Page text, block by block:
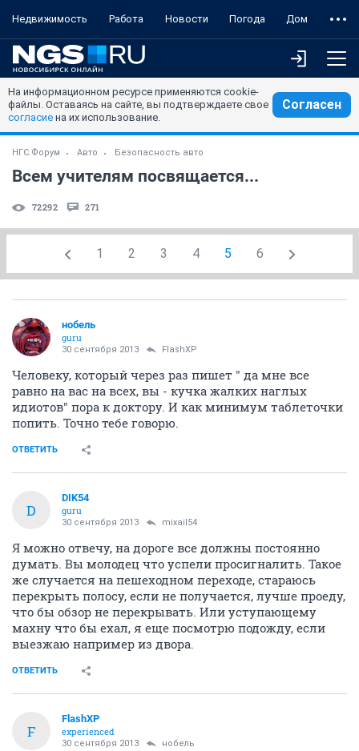
Недвижимость Работа Новости Погода Дом
На информационном ресурсе применяются cookie-
файлы. Оставаясь на сайте, вы подтверждаете свое
согласие на их использование.
Согласен
НГС.Форум Авто Безопасность авто
Всем учителям посвящается...
72292 271
1 2 3 4 5 6
нобель
guru
30 сентября 2013 FlashXP
Человеку, который через раз пишет " да мне все
равно на вас на всех, вы - кучка жалких наглых
идиотов" пора к доктору. И как минимум таблеточки
попить. Точно тебе говорю.
ОТВЕТИТЬ
D
DIK54
guru
30 сентября 2013 mixail54
Я можно отвечу, на дороге все должны постоянно
думать. Вы молодец что успели просигналить. Такое
же случается на пешеходном переходе, стараюсь
перекрыть полосу, если не получается, лучше проеду,
что бы обзор не перекрывать. Или уступающему
махну что бы ехал, я еще посмотрю подожду, если
выезжаю например из двора.
ОТВЕТИТЬ
F
FlashXP
experienced
30 сентября 2013 нобель